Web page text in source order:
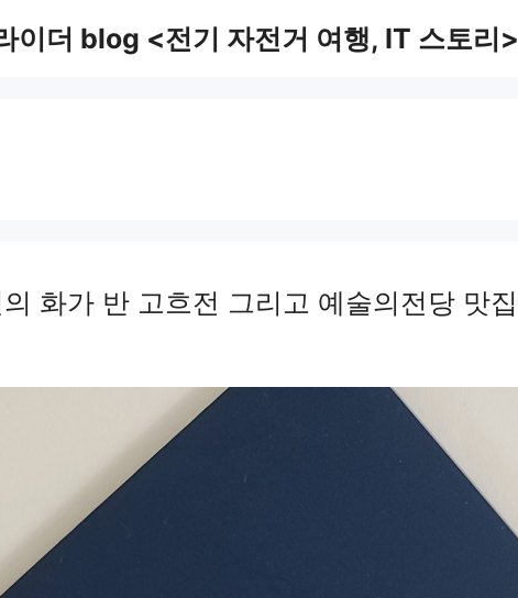
이더 blog <전기 자전거 여행, IT 스토리>
화가 반 고흐전 그리고 예술의전당 맛집